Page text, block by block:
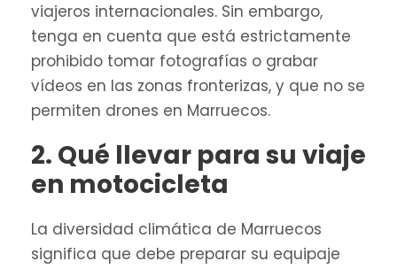
viajeros internacionales. Sin embargo,
tenga en cuenta que está estrictamente
prohibido tomar fotografías o grabar
vídeos en las zonas fronterizas, y que no se
permiten drones en Marruecos.
2. Qué llevar para su viaje
en motocicleta
La diversidad climática de Marruecos
significa que debe preparar su equipaje